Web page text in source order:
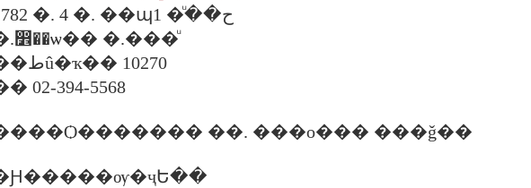
1782 �. 4 �. ��պح���ͧ 1
�.���ͧ
��طû�ҡ�� 10270
02-394-5568
��. ���о��� ���ǧ��